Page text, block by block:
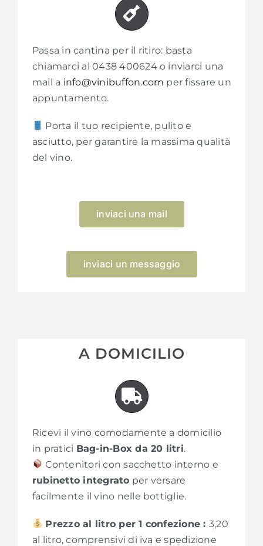
Passa in cantina per il ritiro: basta
chiamarci al0438 400624o inviarci una
mail a info@vinibuffon.com per fissare un
appuntamento.
Porta il tuo recipiente, pulito e
asciutto, per garantire la massima qualità
del vino.
inviaci una mail
inviaci un messaggio
A DOMICILIO
Ricevi il vino comodamente a domicilio
in pratici Bag-in-Box da 20 litri.
Contenitori con sacchetto interno e
rubinetto integrato per versare
facilmente il vino nelle bottiglie.
Prezzo al litro per 1 confezione : 3,20
al litro, comprensivi di iva e spedizione